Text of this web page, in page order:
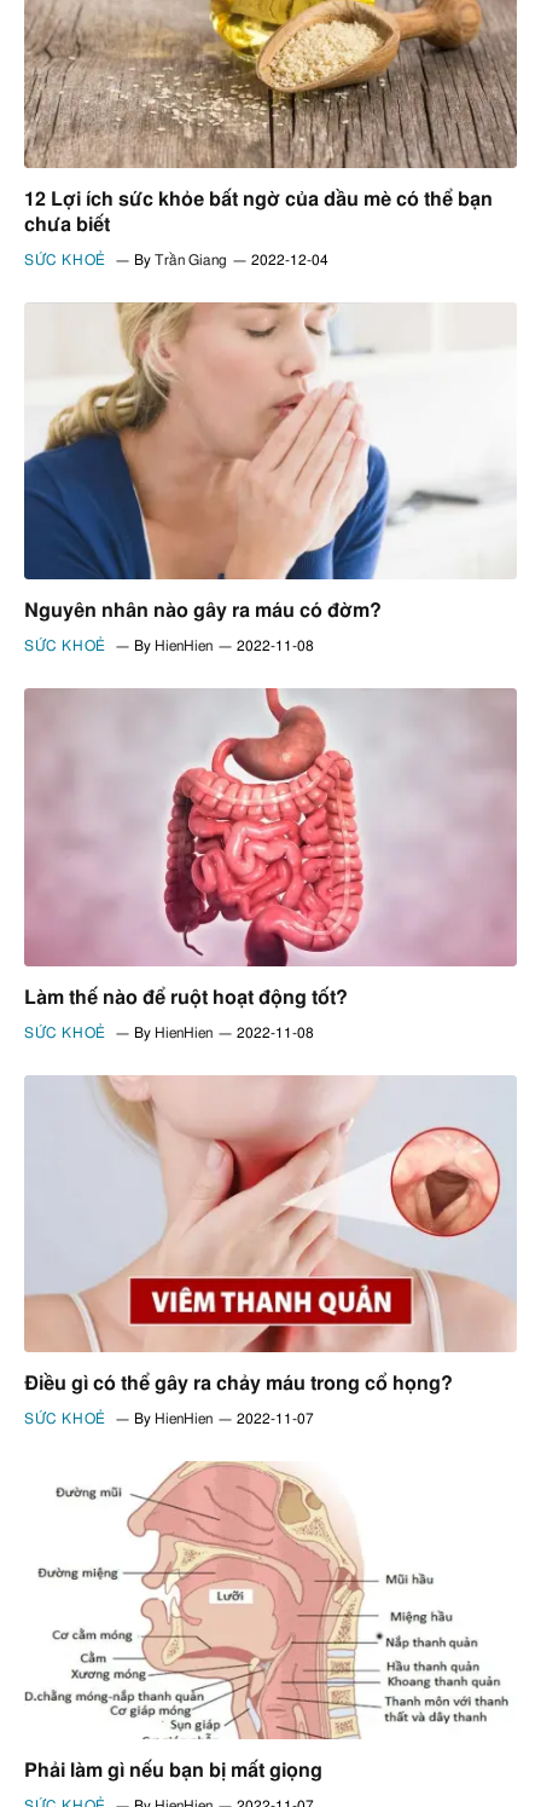
12 Lợi ích sức khỏe bất ngờ của dầu mè có thể bạn
chưa biết
SỨC KHOẺ By Trần Giang 2022-12-04
Nguyên nhân nào gây ra máu có đờm?
SỨC KHOẺ By HienHien 2022-11-08
Làm thế nào để ruột hoạt động tốt?
SỨC KHOẺ By HienHien 2022-11-08
Điều gì có thể gây ra chảy máu trong cổ họng?
SỨC KHOẺ By HienHien 2022-11-07
Phải làm gì nếu bạn bị mất giọng